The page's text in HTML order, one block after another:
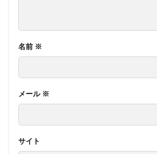
名前 ※
メール ※
サイト